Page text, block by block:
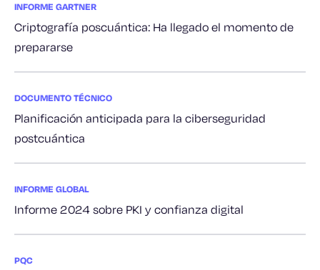
INFORME GARTNER
Criptografía poscuántica: Ha llegado el momento de
prepararse
DOCUMENTO TÉCNICO
Planificación anticipada para la ciberseguridad
postcuántica
INFORME GLOBAL
Informe 2024 sobre PKI y confianza digital
PQC